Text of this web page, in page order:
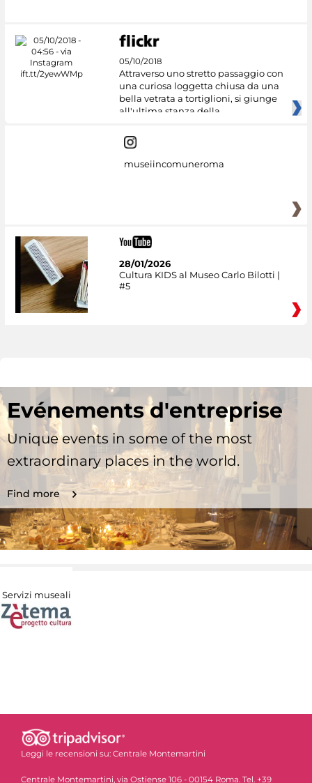
05/10/2018
Attraverso uno stretto passaggio con
una curiosa loggetta chiusa da una
bella vetrata a tortiglioni, si giunge
all'ultima stanza della
museiincomuneroma
28/01/2026
Cultura KIDS al Museo Carlo Bilotti |
#5
Evénements d'entreprise
Unique events in some of the most
extraordinary places in the world.
Find more
Servizi museali
Leggi le recensioni su: Centrale Montemartini
Centrale Montemartini, via Ostiense 106 - 00154 Roma. Tel. +39